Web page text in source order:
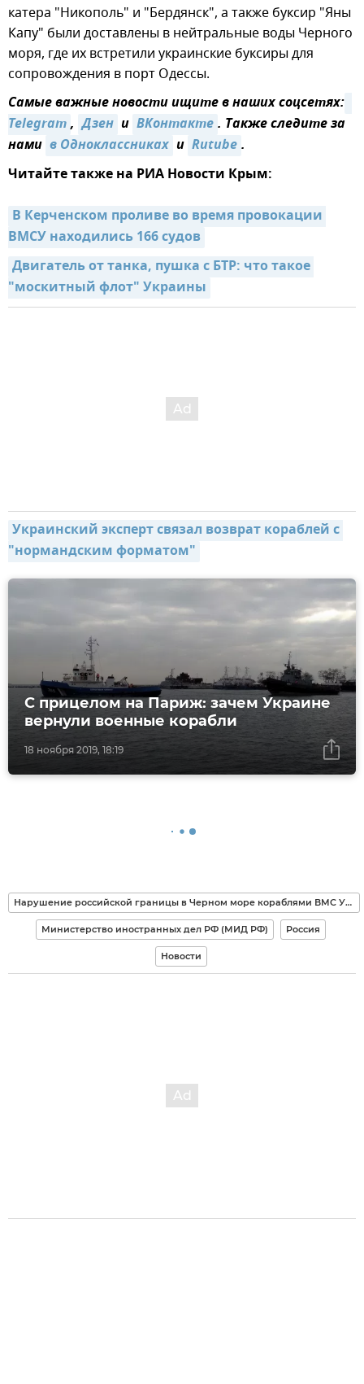
катера "Никополь" и "Бердянск", а также буксир "Яны
Капу" были доставлены в нейтральные воды Черного
моря, где их встретили украинские буксиры для
сопровождения в порт Одессы.
Самые важные новости ищите в наших соцсетях:
Telegram, Дзен и ВКонтакте. Также следите за
нами в Одноклассниках и Rutube.
Читайте также на РИА Новости Крым:
В Керченском проливе во время провокации
ВМСУ находились 166 судов
Двигатель от танка, пушка с БТР: что такое
"москитный флот" Украины
Украинский эксперт связал возврат кораблей с
"нормандским форматом"
18 ноября 2019, 18:19
С прицелом на Париж: зачем Украине
вернули военные корабли
Нарушение российской границы в Черном море кораблями ВМС Украины
Министерство иностранных дел РФ (МИД РФ) Россия
Новости